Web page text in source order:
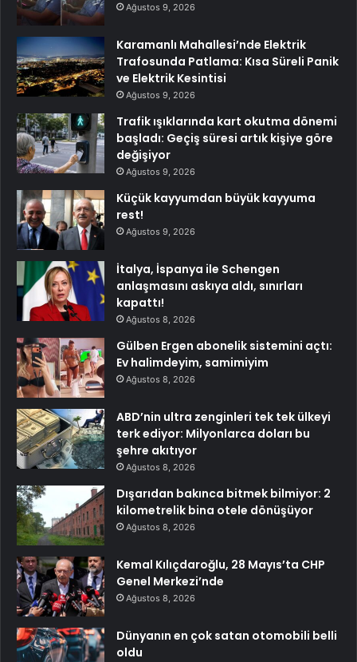
Ağustos 9, 2026
Karamanlı Mahallesi’nde Elektrik
Trafosunda Patlama: Kısa Süreli Panik
ve Elektrik Kesintisi
Ağustos 9, 2026
Trafik ışıklarında kart okutma dönemi
başladı: Geçiş süresi artık kişiye göre
değişiyor
Ağustos 9, 2026
Küçük kayyumdan büyük kayyuma
rest!
Ağustos 9, 2026
İtalya, İspanya ile Schengen
anlaşmasını askıya aldı, sınırları
kapattı!
Ağustos 8, 2026
Gülben Ergen abonelik sistemini açtı:
Ev halimdeyim, samimiyim
Ağustos 8, 2026
ABD’nin ultra zenginleri tek tek ülkeyi
terk ediyor: Milyonlarca doları bu
şehre akıtıyor
Ağustos 8, 2026
Dışarıdan bakınca bitmek bilmiyor: 2
kilometrelik bina otele dönüşüyor
Ağustos 8, 2026
Kemal Kılıçdaroğlu, 28 Mayıs’ta CHP
Genel Merkezi’nde
Ağustos 8, 2026
Dünyanın en çok satan otomobili belli
oldu